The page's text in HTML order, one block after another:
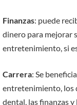
Finanzas: puede
dinero para mejorar
entretenimiento, si
Carrera: Se
entretenimiento, los
dental, las finanzas